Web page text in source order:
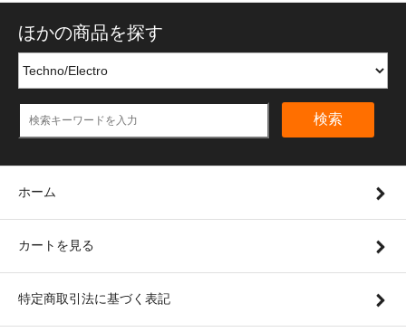
ほかの商品を探す
検索
ホーム
カートを見る
特定商取引法に基づく表記